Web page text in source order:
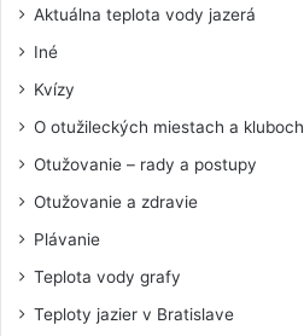
Aktuálna teplota vody jazerá
Iné
Kvízy
O otužileckých miestach a kluboch
Otužovanie – rady a postupy
Otužovanie a zdravie
Plávanie
Teplota vody grafy
Teploty jazier v Bratislave